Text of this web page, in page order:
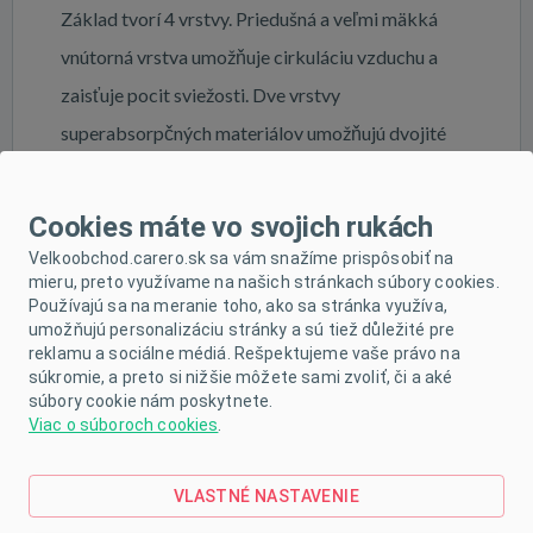
Základ tvorí 4 vrstvy. Priedušná a veľmi mäkká
vnútorná vrstva umožňuje cirkuláciu vzduchu a
zaisťuje pocit sviežosti. Dve vrstvy
superabsorpčných materiálov umožňujú dvojité
Vonkajšia fólia zabraňuje únikom a chráni spodnú
bielizeň pred znečistením. Pozor! Jednorazový
produkt. Odporúčame vložky pravidelne meniť.
Odporúča sa pre použitie s popôrodnou bielizňou.
Balenie obsahuje 10 ks.
Charakteristika:
- priedušná a veľmi mäkká vnútorná vrstva, ktorá
zabraňuje podráždeniu
Cookies máte vo svojich rukách
Velkoobchod.carero.sk sa vám snažíme prispôsobiť na
mieru, preto využívame na našich stránkach súbory cookies.
Používajú sa na meranie toho, ako sa stránka využíva,
umožňujú personalizáciu stránky a sú tiež důležité pre
reklamu a sociálne médiá. Rešpektujeme vaše právo na
súkromie, a preto si nižšie môžete sami zvoliť, či a aké
súbory cookie nám poskytnete.
Viac o súboroch cookies
VLASTNÉ NASTAVENIE